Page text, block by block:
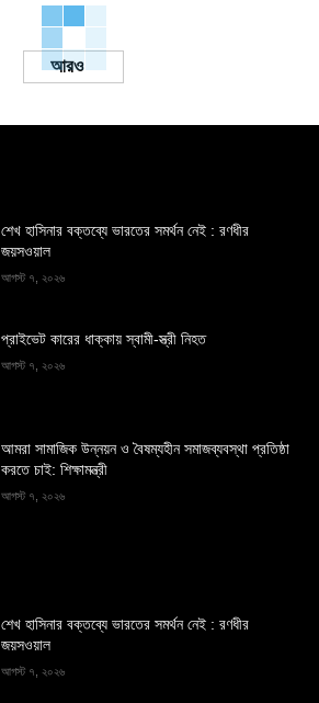
Load more
শেখ হাসিনার বক্তব্যে ভারতের সমর্থন নেই : রণধীর
জয়সওয়াল
আগস্ট ৭, ২০২৬
প্রাইভেট কারের ধাক্কায় স্বামী-স্ত্রী নিহত
আগস্ট ৭, ২০২৬
আমরা সামাজিক উন্নয়ন ও বৈষম্যহীন সমাজব্যবস্থা প্রতিষ্ঠা
করতে চাই: শিক্ষামন্ত্রী
আগস্ট ৭, ২০২৬
শেখ হাসিনার বক্তব্যে ভারতের সমর্থন নেই : রণধীর
জয়সওয়াল
আগস্ট ৭, ২০২৬